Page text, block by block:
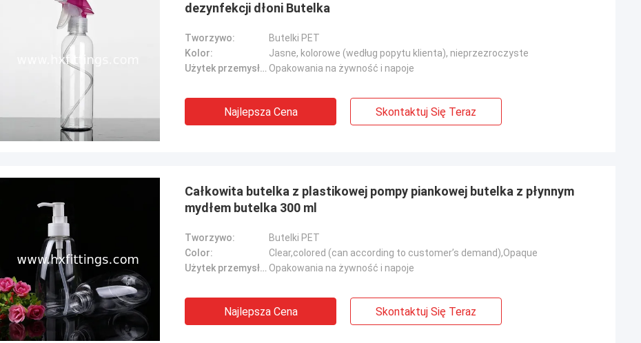
dezynfekcji dłoni Butelka
Tworzywo:
Butelki PET
Kolor:
Jasne, kolorowe (według popytu klienta), nieprzezroczyste
Użytek przemysłowy:: Opakowania na żywność i napoje
Najlepsza Cena Skontaktuj Się Teraz
Całkowita butelka z plastikowej pompy piankowej butelka z płynnym
mydłem butelka 300 ml
Tworzywo:
Butelki PET
Color:
Clear,colored (can according to customer’s demand),Opaque
Użytek przemysłowy:: Opakowania na żywność i napoje
Najlepsza Cena Skontaktuj Się Teraz